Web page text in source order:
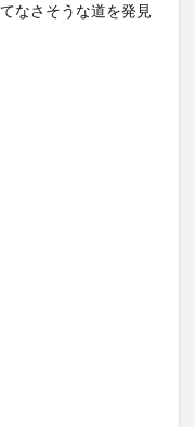
なさそうな道を発見